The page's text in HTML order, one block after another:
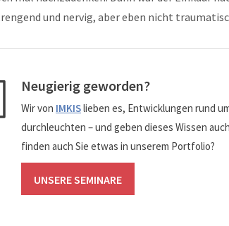
und nervig, aber eben nicht
Neugierig geworden?
Wir von IMKISlieben es, Entwicklungen rund
durchleuchten – und geben dieses Wissen
finden auch Sie etwas in unserem Portfolio?
UNSERE SEMINARE